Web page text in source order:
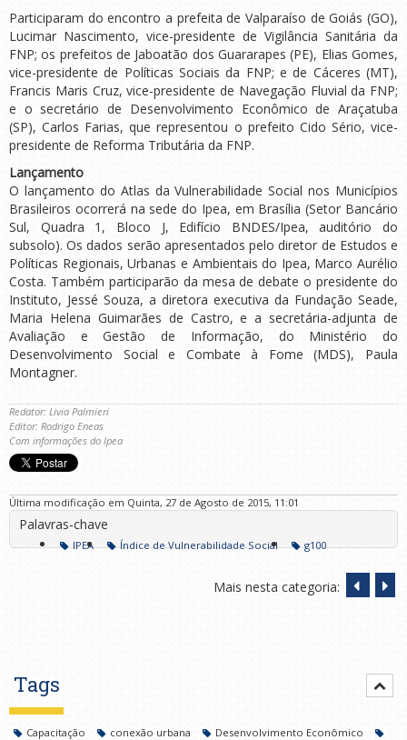
Participaram do encontro a prefeita de Valparaíso de Goiás (GO),
Lucimar Nascimento, vice-presidente de Vigilância Sanitária da
FNP; os prefeitos de Jaboatão dos Guararapes (PE), Elias Gomes,
vice-presidente de Políticas Sociais da FNP; e de Cáceres (MT),
Francis Maris Cruz, vice-presidente de Navegação Fluvial da FNP;
e o secretário de Desenvolvimento Econômico de Araçatuba
(SP), Carlos Farias, que representou o prefeito Cido Sério, vice-
presidente de Reforma Tributária da FNP.
Lançamento
O lançamento do Atlas da Vulnerabilidade Social nos Municípios
Brasileiros ocorrerá na sede do Ipea, em Brasília (Setor Bancário
Sul, Quadra 1, Bloco J, Edifício BNDES/Ipea, auditório do
subsolo). Os dados serão apresentados pelo diretor de Estudos e
Políticas Regionais, Urbanas e Ambientais do Ipea, Marco Aurélio
Costa. Também participarão da mesa de debate o presidente do
Instituto, Jessé Souza, a diretora executiva da Fundação Seade,
Maria Helena Guimarães de Castro, e a secretária-adjunta de
Avaliação e Gestão de Informação, do Ministério do
Desenvolvimento Social e Combate à Fome (MDS), Paula
Montagner.
Redator: Livia Palmieri
Editor: Rodrigo Eneas
Com informações do Ipea
Última modificação em Quinta, 27 de Agosto de 2015, 11:01
Palavras-chave
IPEA Índice de Vulnerabilidade Social g100
Mais nesta categoria:
Tags
Capacitação conexão urbana
Desenvolvimento Econômico